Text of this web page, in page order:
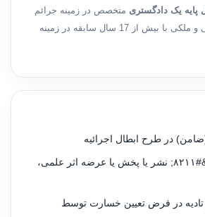
پایه یک دادگستری متخصص در زمینه جرائم
رایانه ای و دعاوی بانکی و ملکی با بیش از 17 سال سابقه در زمینه
در طرح ابطال اجرائیه
دادنامه سرقت ادبی &#۸۲۱۱; نشر یا پخش یا عرضه اثر علمی،
تادیه در فرض تعیین خسارت توسط